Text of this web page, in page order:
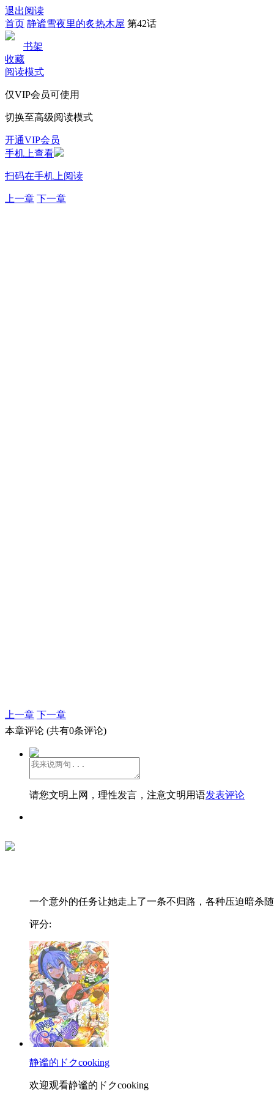
退出阅读
首页 静谧雪夜里的炙热木屋 第42话
书架
收藏
阅读模式
仅VIP会员可使用
切换至高级阅读模式
开通VIP会员
手机上查看
扫码在手机上阅读
上一章 下一章
上一章 下一章
本章评论 (共有0条评论)
请您文明上网，理性发言，注意文明用语发表评论
一个意外的任务让她走上了一条不归路，各种压迫暗杀
评分:
静谧的ドクcooking
欢迎观看静谧的ドクcooking